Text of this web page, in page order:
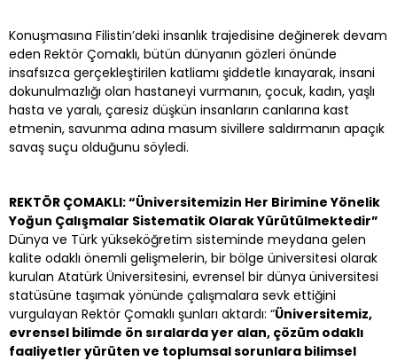
Konuşmasına Filistin’deki insanlık trajedisine değinerek devam
eden Rektör Çomaklı, bütün dünyanın gözleri önünde
insafsızca gerçekleştirilen katliamı şiddetle kınayarak, insani
dokunulmazlığı olan hastaneyi vurmanın, çocuk, kadın, yaşlı
hasta ve yaralı, çaresiz düşkün insanların canlarına kast
etmenin, savunma adına masum sivillere saldırmanın apaçık
savaş suçu olduğunu söyledi.
REKTÖR ÇOMAKLI: “Üniversitemizin Her Birimine Yönelik
Yoğun Çalışmalar Sistematik Olarak Yürütülmektedir”
Dünya ve Türk yükseköğretim sisteminde meydana gelen
kalite odaklı önemli gelişmelerin, bir bölge üniversitesi olarak
kurulan Atatürk Üniversitesini, evrensel bir dünya üniversitesi
statüsüne taşımak yönünde çalışmalara sevk ettiğini
vurgulayan Rektör Çomaklı şunları aktardı: “Üniversitemiz,
evrensel bilimde ön sıralarda yer alan, çözüm odaklı
faaliyetler yürüten ve toplumsal sorunlara bilimsel